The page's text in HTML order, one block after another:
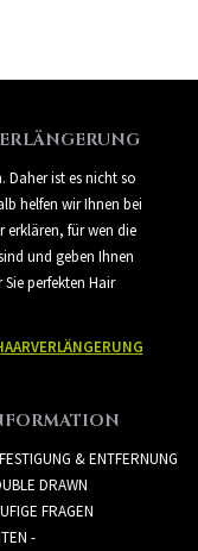
Daher ist es nicht so
helfen wir Ihnen bei
erklären, für wen die
und geben Ihnen
perfekten Hair
& ENTFERNUNG
DRAWN
FRAGEN
-